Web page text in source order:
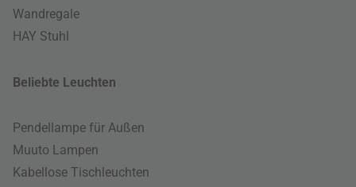
Wandregale
HAY Stuhl
Beliebte Leuchten
Pendellampe für Außen
Muuto Lampen
Kabellose Tischleuchten